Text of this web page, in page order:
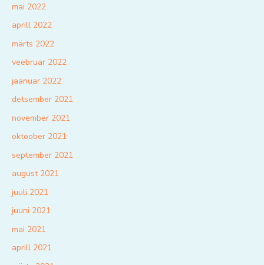
mai 2022
aprill 2022
märts 2022
veebruar 2022
jaanuar 2022
detsember 2021
november 2021
oktoober 2021
september 2021
august 2021
juuli 2021
juuni 2021
mai 2021
aprill 2021